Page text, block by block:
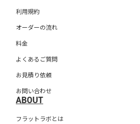
利用規約
オーダーの流れ
料金
よくあるご質問
お見積り依頼
お問い合わせ
ABOUT
フラットラボとは